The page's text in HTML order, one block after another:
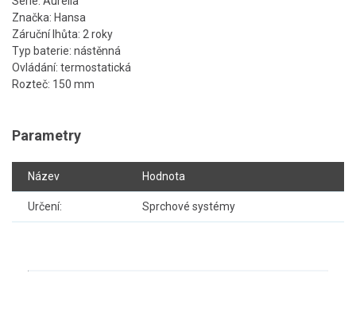
Značka: Hansa
Záruční lhůta: 2 roky
Typ baterie: nástěnná
Ovládání: termostatická
Rozteč: 150 mm
Parametry
Název Hodnota
Určení: Sprchové systémy